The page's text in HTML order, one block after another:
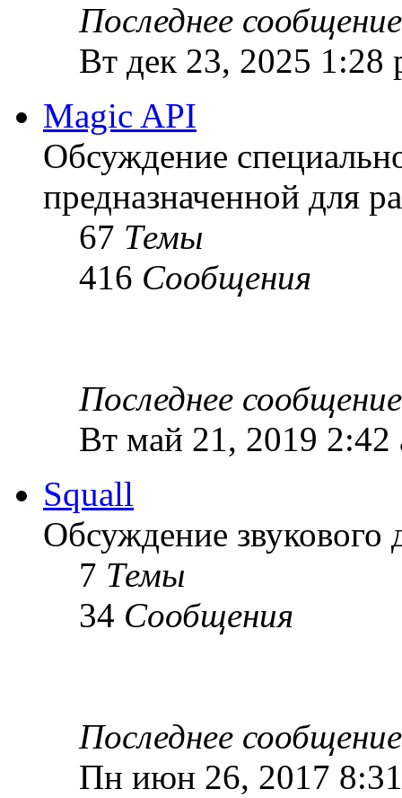
Последнее сообщение
Вт дек 23, 2025 1:28
Magic API
Обсуждение
предназначенной для
67 Темы
416 Сообщения
Последнее сообщение
Вт май 21, 2019 2:42
Squall
Обсуждение звукового
7 Темы
34 Сообщения
Последнее сообщение
Пн июн 26, 2017